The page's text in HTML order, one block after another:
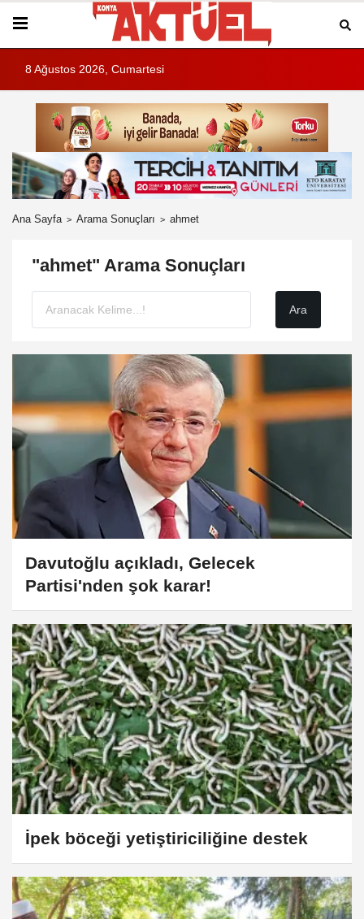
8 Ağustos 2026, Cumartesi
Ana Sayfa Arama Sonuçları ahmet
"ahmet" Arama Sonuçları
Davutoğlu açıkladı, Gelecek
Partisi'nden şok karar!
İpek böceği yetiştiriciliğine destek